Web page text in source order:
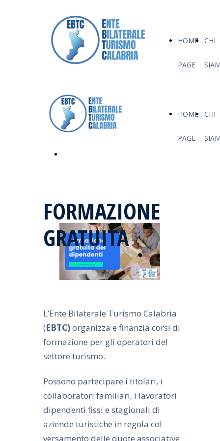
HOME
PAGE
CHI
HOME
PAGE
CHI
FORMAZIONE
GRATUITA
L’Ente Bilaterale Turismo Calabria
(EBTC)organizza e finanzia corsi di
formazione per gli operatori del
settore turismo.
Possono partecipare i titolari, i
collaboratori familiari, i lavoratori
dipendenti fissi e stagionali di
aziende turistiche in regola col
versamento delle quote associative